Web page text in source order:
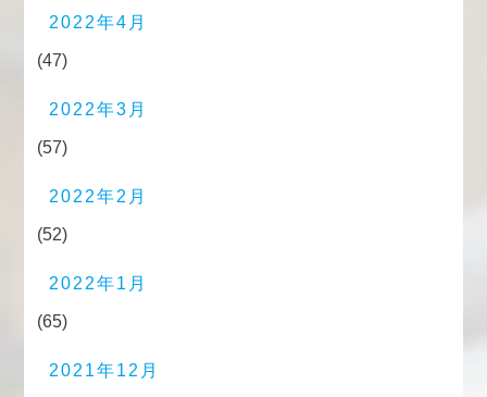
2022年4月
(47)
2022年3月
(57)
2022年2月
(52)
2022年1月
(65)
2021年12月